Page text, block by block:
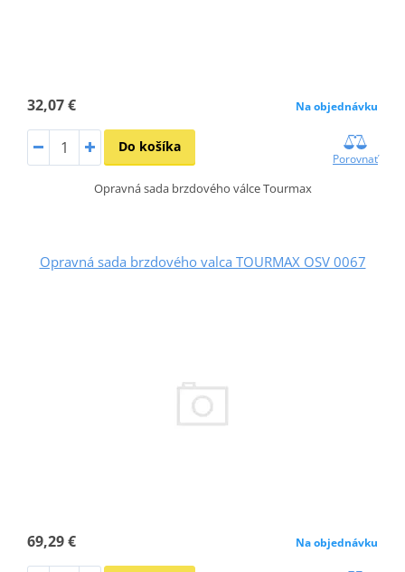
32,07 € Na objednávku
Do košíka
Porovnať
Opravná sada brzdového válce Tourmax
Opravná sada brzdového valca TOURMAX OSV 0067
69,29 € Na objednávku